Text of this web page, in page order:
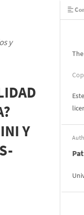
y
Y